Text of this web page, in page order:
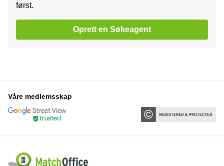
først.
Oprett en Søkeagent
Våre medlemsskap